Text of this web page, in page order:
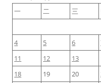
一
二 三
4
5 6
11
12 13
18
19 20